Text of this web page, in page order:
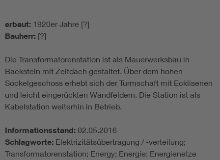
erbaut: 1920er Jahre [?]
Bauherr: [?]
Die Transformatorenstation ist als Mauerwerksbau in
Backstein mit Zeltdach gestaltet. Über dem hohen
Sockelgeschoss erhebt sich der Turmschaft mit Ecklisenen
und leicht eingerückten Wandfeldern. Die Station ist als
Kabelstation weiterhin in Betrieb.
Informationsstand: 02.05.2016
Schlagworte: Elektrizitätsübertragung / -verteilung;
Transformatorenstation; Energy; Energie; Energienetze